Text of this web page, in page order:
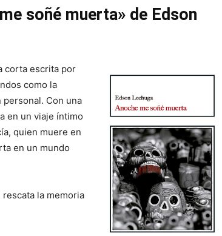
soñé muerta» de Edson
corta escrita por
como la
personal. Con una
en un viaje íntimo
quien muere en
en un mundo
la memoria